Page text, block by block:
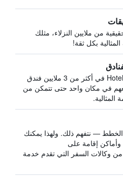
من ملايين النزلاء، مثلك
بكل ثقة!
يبحث HotelsCombined في أكثر من 3 ملايين فندق
في مكان واحد حتى تتمكن من
المثالية.
الخطط — نتفهم ذلك. ولهذا يمكنك
إقامة على
HotelsCombined من وكالات السفر التي تقدم خدمة